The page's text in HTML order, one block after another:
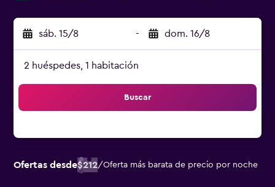
sáb. 15/8 - dom. 16/8
2 huéspedes, 1 habitación
Buscar
Ofertas desde$212/Oferta más barata de precio por noche